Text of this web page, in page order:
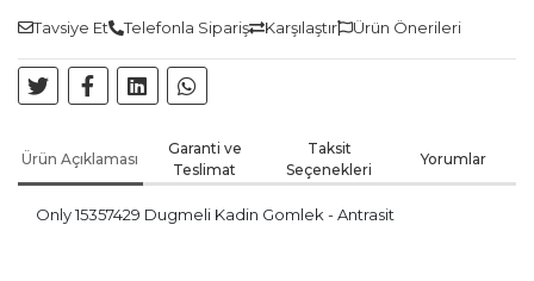
Tavsiye Et Telefonla Sipariş Karşılaştır Ürün Önerileri
Ürün Açıklaması
Garanti ve
Teslimat
Taksit
Seçenekleri
Yorumlar
Only 15357429 Dugmeli Kadin Gomlek - Antrasit